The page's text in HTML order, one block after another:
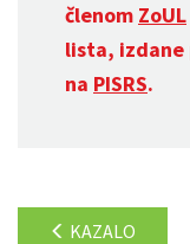
členom ZoUL
lista, izdane
na PISRS.
KAZALO